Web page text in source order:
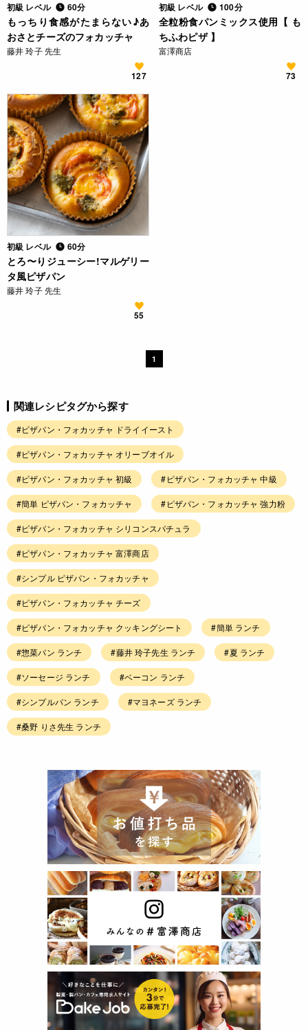
初級 レベル 60分
もっちり食感がたまらない♪あ
おさとチーズのフォカッチャ
藤井 玲子 先生
127
初級 レベル 100分
全粒粉食パンミックス使用【 も
ちふわピザ 】
富澤商店
73
初級 レベル 60分
とろ〜りジューシー!マルゲリー
タ風ピザパン
藤井 玲子 先生
55
1
関連レシピタグから探す
#ピザパン・フォカッチャ ドライイースト
#ピザパン・フォカッチャ オリーブオイル
#ピザパン・フォカッチャ 初級 #ピザパン・フォカッチャ 中級
#簡単 ピザパン・フォカッチャ #ピザパン・フォカッチャ 強力粉
#ピザパン・フォカッチャ シリコンスパチュラ
#ピザパン・フォカッチャ 富澤商店
#シンプル ピザパン・フォカッチャ
#ピザパン・フォカッチャ チーズ
#ピザパン・フォカッチャ クッキングシート #簡単 ランチ
#惣菜パン ランチ #藤井 玲子先生 ランチ #夏 ランチ
#ソーセージ ランチ #ベーコン ランチ
#シンプルパン ランチ #マヨネーズ ランチ
#桑野 りさ先生 ランチ